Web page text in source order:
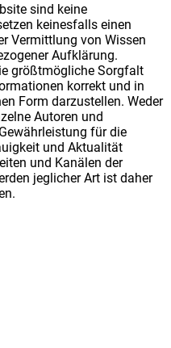
sind keine
keinesfalls einen
Vermittlung von Wissen
Aufklärung.
größtmögliche Sorgfalt
korrekt und in
Form darzustellen. Weder
Autoren und
für die
und Aktualität
und Kanälen der
jeglicher Art ist daher